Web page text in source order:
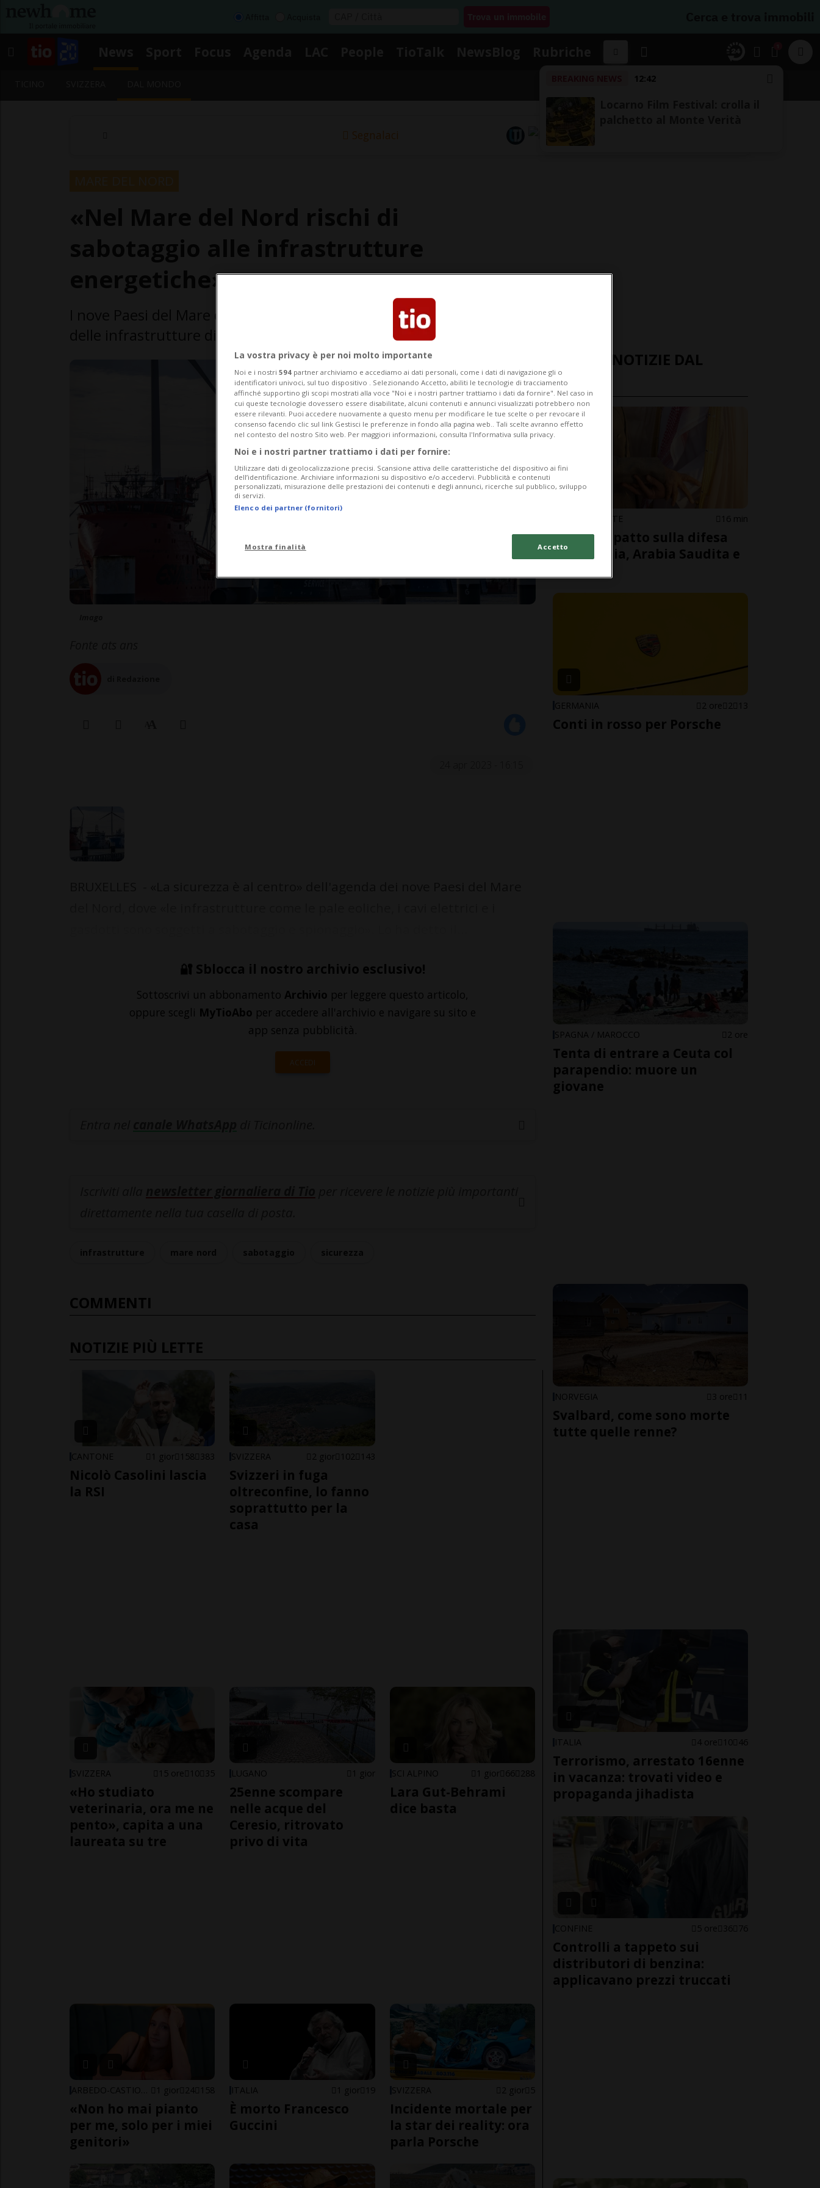
12:42
Segnalaci
energetiche»
I nove Paesi del Mare del Nord fanno il punto sul rischio sicurezza
delle infrastrutture di approvvigionamento energetico
🔐 Sblocca il nostro archivio esclusivo!
Sottoscrivi un abbonamento Archivio per leggere questo articolo,
oppure scegli MyTioAbo per accedere all'archivio e navigare su sito e
app senza pubblicità.
ACCEDI
COMMENTI
NOTIZIE PIÙ LETTE
CANTONE 1 gior 158 383
Nicolò Casolini lascia
la RSI
SVIZZERA 2 gior 102 143
Svizzeri in fuga
oltreconfine, lo fanno
soprattutto per la
casa
SVIZZERA 15 ore 10 35
«Ho studiato
veterinaria, ora me ne
pento», capita a una
laureata su tre
LUGANO 1 gior
25enne scompare
nelle acque del
Ceresio, ritrovato
privo di vita
SCI ALPINO 1 gior 66 288
Lara Gut-Behrami
dice basta
1 gior 24 158
«Non ho mai pianto
per me, solo per i miei
genitori»
ITALIA 1 gior 19
È morto Francesco
Guccini
SVIZZERA 2 gior 5
Incidente mortale per
la star dei reality: ora
parla Porsche
ULTIME NOTIZIE DAL
MONDO
MEDIO ORIENTE 16 min
Siglato il patto sulla difesa
tra Turchia, Arabia Saudita e
GERMANIA 2 ore 2 13
Conti in rosso per Porsche
SPAGNA / MAROCCO 2 ore
Tenta di entrare a Ceuta col
parapendio: muore un
giovane
NORVEGIA 3 ore 11
Svalbard, come sono morte
tutte quelle renne?
ITALIA 4 ore 10 46
Terrorismo, arrestato 16enne
in vacanza: trovati video e
propaganda jihadista
CONFINE 5 ore 36 76
Controlli a tappeto sui
distributori di benzina:
applicavano prezzi truccati
La vostra privacy è per noi molto importante
Noi e i nostri 594 partner archiviamo e accediamo ai dati personali, come i dati di navigazione gli o
identificatori univoci, sul tuo dispositivo . Selezionando Accetto, abiliti le tecnologie di tracciamento
affinché supportino gli scopi mostrati alla voce "Noi e i nostri partner trattiamo i dati da fornire". Nel caso in
cui queste tecnologie dovessero essere disabilitate, alcuni contenuti e annunci visualizzati potrebbero non
essere rilevanti. Puoi accedere nuovamente a questo menu per modificare le tue scelte o per revocare il
consenso facendo clic sul link Gestisci le preferenze in fondo alla pagina web.. Tali scelte avranno effetto
nel contesto del nostro Sito web. Per maggiori informazioni, consulta l'Informativa sulla privacy.
Noi e i nostri partner trattiamo i dati per fornire:
Utilizzare dati di geolocalizzazione precisi. Scansione attiva delle caratteristiche del dispositivo ai fini
dell’identificazione. Archiviare informazioni su dispositivo e/o accedervi. Pubblicità e contenuti
personalizzati, misurazione delle prestazioni dei contenuti e degli annunci, ricerche sul pubblico, sviluppo
di servizi.
Elenco dei partner (fornitori)
Mostra finalità Accetto